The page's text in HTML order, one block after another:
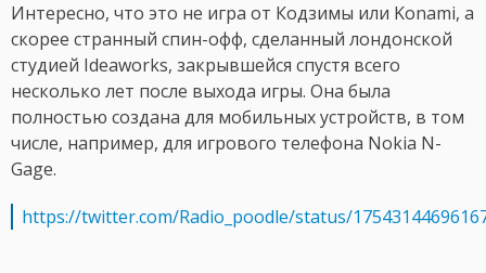
Интересно, что это не игра от Кодзимы или Konami, а
скорее странный спин-офф, сделанный лондонской
студией Ideaworks, закрывшейся спустя всего
несколько лет после выхода игры. Она была
полностью создана для мобильных устройств, в том
числе, например, для игрового телефона Nokia N-
Gage.
https://twitter.com/Radio_poodle/status/